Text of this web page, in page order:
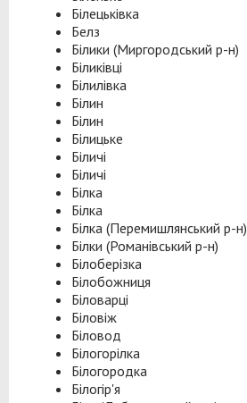
Білецьківка
Белз
Білики (Миргородський р-н)
Біликівці
Білилівка
Білин
Білин
Білицьке
Біличі
Біличі
Білка
Білка
Білка (Перемишлянський р-н)
Білки (Романівський р-н)
Білоберізка
Білобожниця
Біловарці
Біловіж
Біловод
Білогорілка
Білогородка
Білогір'я